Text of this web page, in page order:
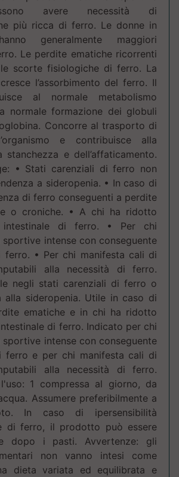
avere necessità di
più ricca di ferro. Le donne in
generalmente maggiori
Le perdite ematiche ricorrenti
scorte fisiologiche di ferro. La
l’assorbimento del ferro. Il
al normale metabolismo
normale formazione dei globuli
Concorre al trasporto di
e contribuisce alla
stanchezza e dell’affaticamento.
• Stati carenziali di ferro non
a sideropenia. • In caso di
di ferro conseguenti a perdite
o croniche. • A chi ha ridotto
intestinale di ferro. • Per chi
intense con conseguente
ferro. • Per chi manifesta cali di
alla necessità di ferro.
negli stati carenziali di ferro o
alla sideropenia. Utile in caso di
ematiche e in chi ha ridotto
di ferro. Indicato per chi
intense con conseguente
ferro e per chi manifesta cali di
alla necessità di ferro.
1 compressa al giorno, da
Assumere preferibilmente a
In caso di ipersensibilità
di ferro, il prodotto può essere
dopo i pasti. Avvertenze: gli
non vanno intesi come
dieta variata ed equilibrata e